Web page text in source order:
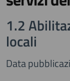
1.2
locali
Data